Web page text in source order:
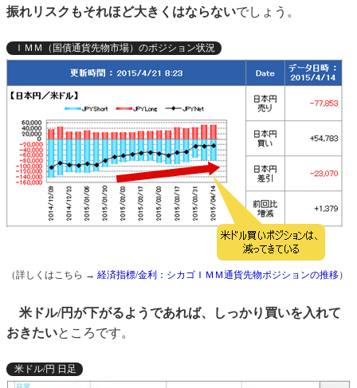
振れリスクもそれほど大きくはならないでしょう。
ＩＭＭ（国債通貨先物市場）のポジション状況
（詳しくはこちら → 経済指標/金利：シカゴＩＭＭ通貨先物ポジションの推移）
米ドル/円が下がるようであれば、しっかり買いを入れて
おきたいところです。
米ドル/円 日足